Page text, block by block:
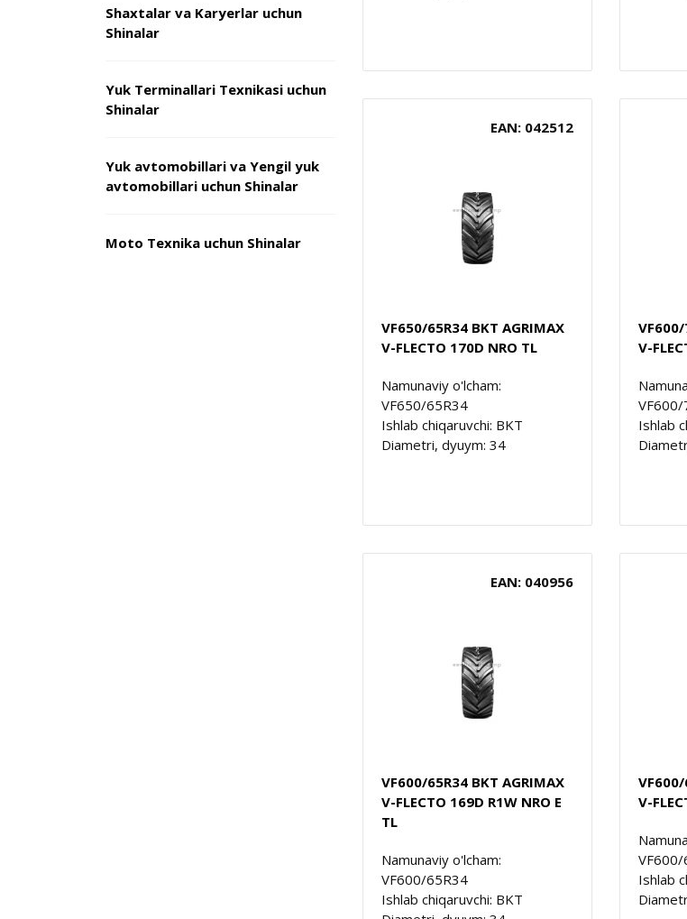
Shaxtalar va Karyerlar uchun
Shinalar
Yuk Terminallari Texnikasi uchun
Shinalar
Yuk avtomobillari va Yengil yuk
avtomobillari uchun Shinalar
Moto Texnika uchun Shinalar
EAN: 042512
VF650/65R34 BKT AGRIMAX
V-FLECTO 170D NRO TL
Namunaviy o'lcham:
VF650/65R34
Ishlab chiqaruvchi: BKT
Diametri, dyuym: 34
VF600/
V-
VF600/
Ishlab
EAN: 040956
VF600/65R34 BKT AGRIMAX
V-FLECTO 169D R1W NRO E
TL
Namunaviy o'lcham:
VF600/65R34
Ishlab chiqaruvchi: BKT
VF600/
V-
VF600/
Ishlab